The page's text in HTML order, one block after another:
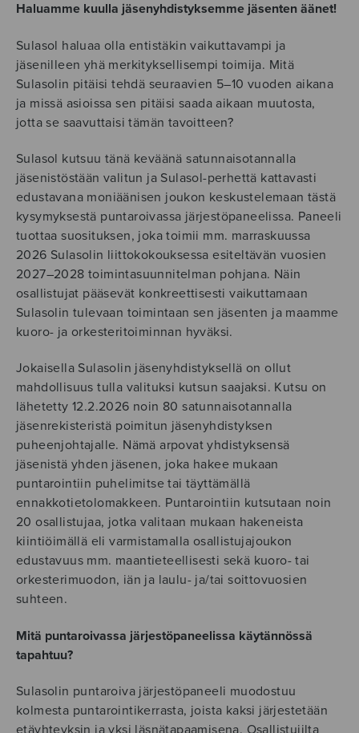
Haluamme kuulla jäsenyhdistyksemme jäsenten äänet!
Sulasol haluaa olla entistäkin vaikuttavampi ja
jäsenilleen yhä merkityksellisempi toimija. Mitä
Sulasolin pitäisi tehdä seuraavien 5–10 vuoden aikana
ja missä asioissa sen pitäisi saada aikaan muutosta,
jotta se saavuttaisi tämän tavoitteen?
Sulasol kutsuu tänä keväänä satunnaisotannalla
jäsenistöstään valitun ja Sulasol-perhettä kattavasti
edustavana moniäänisen joukon keskustelemaan tästä
kysymyksestä puntaroivassa järjestöpaneelissa. Paneeli
tuottaa suosituksen, joka toimii mm. marraskuussa
2026 Sulasolin liittokokouksessa esiteltävän vuosien
2027–2028 toimintasuunnitelman pohjana. Näin
osallistujat pääsevät konkreettisesti vaikuttamaan
Sulasolin tulevaan toimintaan sen jäsenten ja maamme
kuoro- ja orkesteritoiminnan hyväksi.
Jokaisella Sulasolin jäsenyhdistyksellä on ollut
mahdollisuus tulla valituksi kutsun saajaksi. Kutsu on
lähetetty 12.2.2026 noin 80 satunnaisotannalla
jäsenrekisteristä poimitun jäsenyhdistyksen
puheenjohtajalle. Nämä arpovat yhdistyksensä
jäsenistä yhden jäsenen, joka hakee mukaan
puntarointiin puhelimitse tai täyttämällä
ennakkotietolomakkeen. Puntarointiin kutsutaan noin
20 osallistujaa, jotka valitaan mukaan hakeneista
kiintiöimällä eli varmistamalla osallistujajoukon
edustavuus mm. maantieteellisesti sekä kuoro- tai
orkesterimuodon, iän ja laulu- ja/tai soittovuosien
suhteen.
Mitä puntaroivassa järjestöpaneelissa käytännössä
tapahtuu?
Sulasolin puntaroiva järjestöpaneeli muodostuu
kolmesta puntarointikerrasta, joista kaksi järjestetään
etäyhteyksin ja yksi läsnätapaamisena. Osallistujilta